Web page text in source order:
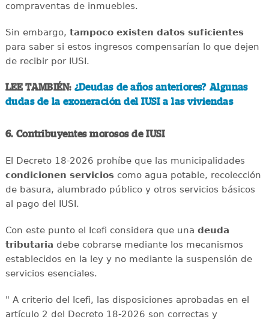
compraventas de inmuebles.
Sin embargo, tampoco existen datos suficientes
para saber si estos ingresos compensarían lo que dejen
de recibir por IUSI.
LEE TAMBIÉN: ¿Deudas de años anteriores? Algunas
dudas de la exoneración del IUSI a las viviendas
6. Contribuyentes morosos de IUSI
El Decreto 18-2026 prohíbe que las municipalidades
condicionen servicioscomo agua potable, recolección
de basura, alumbrado público y otros servicios básicos
al pago del IUSI.
Con este punto el Icefi considera que una deuda
tributaria debe cobrarse mediante los mecanismos
establecidos en la ley y no mediante la suspensión de
servicios esenciales.
" A criterio del Icefi, las disposiciones aprobadas en el
artículo 2 del Decreto 18-2026 son correctas y